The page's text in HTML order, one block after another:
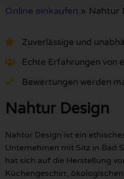
Online einkaufen » Nahtur
Zuverlässige und
Echte Erfahrungen von
Bewertungen werden
Nahtur Design
Nahtur Design ist ein
Unternehmen mit Sitz in Bad
hat sich auf die Herstellung
Küchengeschirr,